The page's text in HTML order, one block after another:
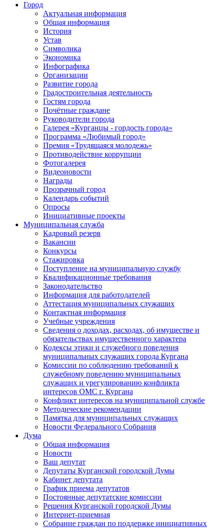
Город
Актуальная информация
Общая информация
История
Устав
Символика
Экономика
Инфографика
Организации
Развитие города
Градостроительная деятельность
Гостям города
Почётные граждане
Руководители города
Галерея «Курганцы - гордость города»
Программа «Любимый город»
Премия «Трудящаяся молодежь»
Противодействие коррупции
Фотогалерея
Видеоновости
Награды
Прозрачный город
Календарь событий
Опросы
Инициативные проекты
Муниципальная служба
Кадровый резерв
Вакансии
Конкурсы
Стажировка
Поступление на муниципальную службу
Квалификационные требования
Законодательство
Информация для работодателей
Аттестация муниципальных служащих
Контактная информация
Учебные учреждения
Сведения о доходах, расходах, об имуществе и
обязательствах имущественного характера
Кодексы этики и служебного поведения
муниципальных служащих города Кургана
Комиссии по соблюдению требований к
служебному поведению муниципальных
служащих и урегулированию конфликта
интересов ОМС г. Кургана
Конфликт интересов на муниципальной службе
Методические рекомендации
Памятка для муниципальных служащих
Новости Федерального Cобрания
Дума
Общая информация
Новости
Ваш депутат
Депутаты Курганской городской Думы
Кабинет депутата
График приема депутатов
Постоянные депутатские комиссии
Решения Курганской городской Думы
Интернет-приемная
Собрание граждан по поддержке инициативных